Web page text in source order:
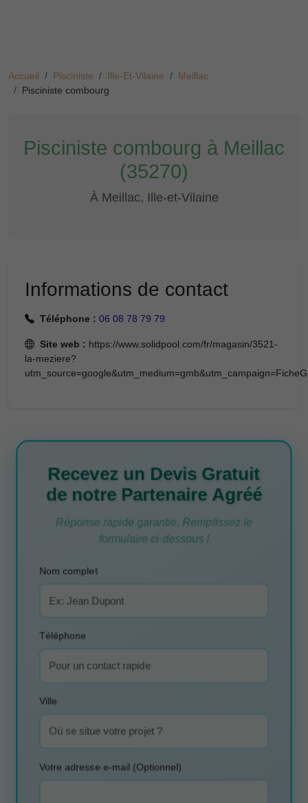
Accueil Pisciniste Ille-Et-Vilaine
Meillac
Pisciniste combourg
Pisciniste combourg à Meillac
(35270)
À Meillac, Ille-et-Vilaine
Informations de contact
Téléphone : 06 08 78 79 79
Site web : https://www.solidpool.com/fr/magasin/3521-
la-meziere?
Recevez un Devis Gratuit
de notre Partenaire Agréé
Réponse rapide garantie. Remplissez le
formulaire ci-dessous !
Nom complet
Téléphone
Ville
Votre adresse e-mail (Optionnel)